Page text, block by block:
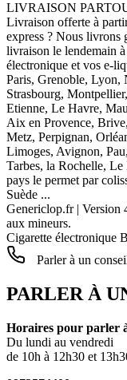
LIVRAISON
Livraison offerte à
express ? Nous livrons
livraison le lendemain
électronique et vos e-
Paris, Grenoble, Lyon,
Strasbourg,
Etienne, Le Havre,
Aix en Provence,
Metz, Perpignan,
Limoges, Avignon,
Tarbes, la Rochelle,
pays le permet par
Suède ...
Genericlop.fr| Version
aux mineurs.
Cigarette électronique
Parler à un
PARLER À
Horaires pour parler
Du lundi au vendredi
de 10h à 12h30 et